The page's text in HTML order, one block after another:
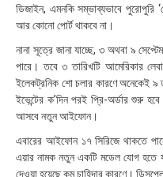
ডিজাইন, এমনকি সম্ভাব্যভাবে পুরোপুরি
আর কোনো পোর্ট থাকবে না।
নানা সূত্রে জানা যাচ্ছে, ৩ অথবা ৯
পারে। তবে ৩ তারিখটি আমেরিকার
ইলেকট্রনিক শো চলার কারণে অনেকেই ৯
ইভেন্টের ক’দিন পরই প্রি-অর্ডার শুরু
আসবে নতুন আইফোন।
এবারের আইফোন ১৭ সিরিজে থাকতে
এয়ার নামক নতুন একটি মডেল যোগ হতে
দেওয়া হয়েছে কম চাহিদার কারণে।